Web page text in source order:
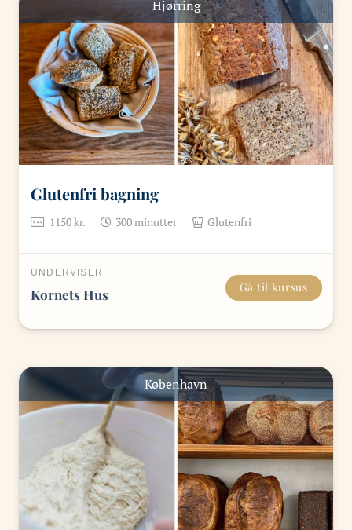
Hjørring
Glutenfri bagning
1150kr. 300minutter Glutenfri
UNDERVISER
Kornets Hus Gå til kursus
København